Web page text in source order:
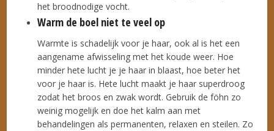
het broodnodige vocht.
Warm de boel niet te veel op
Warmte is schadelijk voor je haar, ook al is het een
aangename afwisseling met het koude weer. Hoe
minder hete lucht je je haar in blaast, hoe beter het
voor je haar is. Hete lucht maakt je haar superdroog
zodat het broos en zwak wordt. Gebruik de föhn zo
weinig mogelijk en doe het kalm aan met
behandelingen als permanenten, relaxen en steilen. Zo